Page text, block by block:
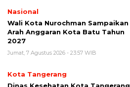
Nasional
Wali Kota Nurochman Sampaikan
Arah Anggaran Kota Batu Tahun
2027
Jumat, 7 Agustus 2026 - 23:57 WIB
Kota Tangerang